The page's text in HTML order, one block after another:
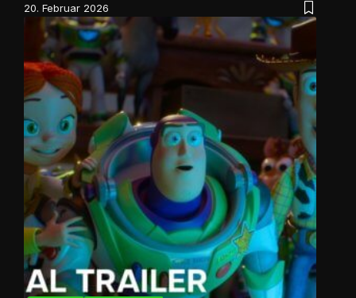
20. Februar 2026